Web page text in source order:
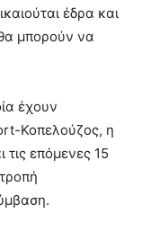
έδρα και
μπορούν να
έχουν
Κοπελούζος, η
επόμενες 15